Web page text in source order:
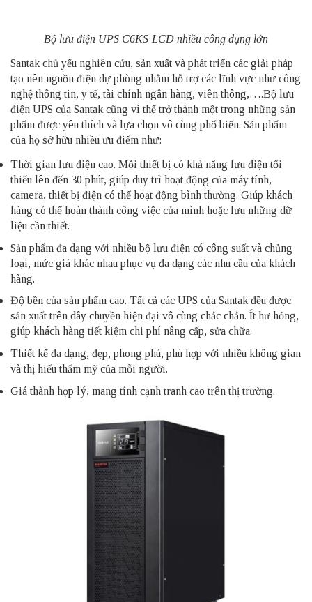
Bộ lưu điện UPS C6KS-LCD nhiều công dụng lớn
Santak chủ yếu nghiên cứu, sản xuất và phát triển các giải pháp
tạo nên nguồn điện dự phòng nhằm hỗ trợ các lĩnh vực như công
nghệ thông tin, y tế, tài chính ngân hàng, viên thông,….Bộ lưu
điện UPS của Santak cũng vì thế trở thành một trong những sản
phẩm được yêu thích và lựa chọn vô cùng phổ biến. Sản phẩm
của họ sở hữu nhiều ưu điểm như:
Thời gian lưu điện cao. Mỗi thiết bị có khả năng lưu điện tối
thiểu lên đến 30 phút, giúp duy trì hoạt động của máy tính,
camera, thiết bị điện có thể hoạt động bình thường. Giúp khách
hàng có thể hoàn thành công việc của mình hoặc lưu những dữ
liệu cần thiết.
Sản phẩm đa dạng với nhiều bộ lưu điện có công suất và chủng
loại, mức giá khác nhau phục vụ đa dạng các nhu cầu của khách
hàng.
Độ bền của sản phẩm cao. Tất cả các UPS của Santak đều được
sản xuất trên dây chuyền hiện đại vô cùng chắc chắn. Ít hư hỏng,
giúp khách hàng tiết kiệm chi phí nâng cấp, sửa chữa.
Thiết kế đa dạng, đẹp, phong phú, phù hợp với nhiều không gian
và thị hiếu thẩm mỹ của mỗi người.
Giá thành hợp lý, mang tính cạnh tranh cao trên thị trường.